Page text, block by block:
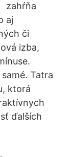
zahŕňa
aj
či
izba,
Tatra
ktorá
ďalších